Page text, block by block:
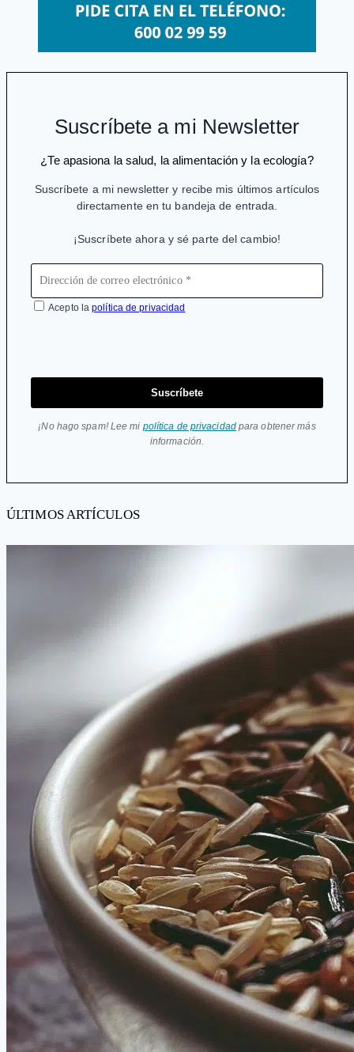
Suscríbete a mi Newsletter
¿Te apasiona la salud, la alimentación y la ecología?
Suscríbete a mi newsletter y recibe mis últimos artículos
directamente en tu bandeja de entrada.
¡Suscríbete ahora y sé parte del cambio!
Acepto lapolítica de privacidad
Suscríbete
¡No hago spam! Lee mi política de privacidadpara obtener más
información.
ÚLTIMOS ARTÍCULOS